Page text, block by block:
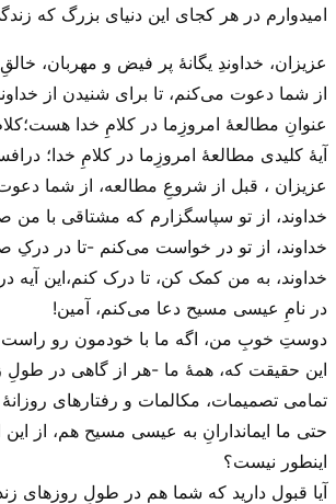
امیدوارم در هر کجای این دنیای بزرگ که
عزیزان، خداوندِ یگانهٔ پر فیض و مهربان،
از شما دعوت می‌‌کنم، تا برای شنیدن از
عنوانِ مطالعهٔ امروزِما در کلامِ خدا
آیهٔ کلیدی مطالعهٔ امروزِما در کلامِ خدا؛ درافسسیان
عزیزان ، قبل از شروعِ مطالعه، از شما
خداوند، از تو سپاسگزارم که مشتاقی با
خداوند، از تو در خواست می‌‌کنم -تا در درکِ
خداوند، به من کمک کن، تا درک کنم،این آیه در کلامِ تودرافسسیان ۵: ۲۶،
در نامِ عیسی مسیح دعا می‌‌کنم، آمین!
دوستِ خوبِ من، اگه ما با خودمون رو راست
این حقیقت که، همهٔ ما -هر از گاهی در طولِ
تمامی تصمیمات، مکالمات و رفتار‌های
حتی ما ایماندارانِ به عیسی مسیح هم، از
اینطور نیست؟
آیا قبول دارید که شما هم در طولِ روز‌های